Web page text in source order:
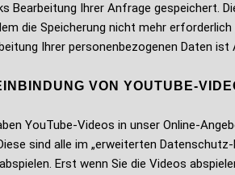
Bearbeitung Ihrer Anfrage gespeichert.
die Speicherung nicht mehr
Ihrer personenbezogenen Daten ist
VON YOUTUBE-
YouTube-Videos in unser Online-
sind alle im „erweiterten
Erst wenn Sie die Videos